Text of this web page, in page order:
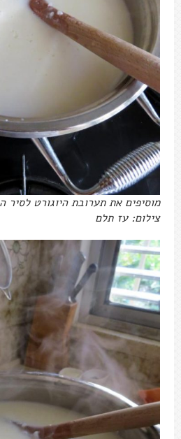
מוסיפים את תערובת היוגורט לסיר
צילום: עז תלם